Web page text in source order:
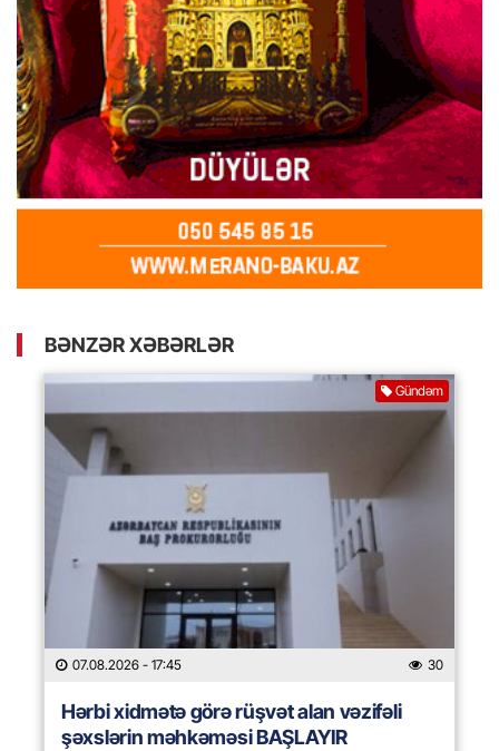
BƏNZƏR XƏBƏRLƏR
Gündəm
07.08.2026 - 17:45 30
Hərbi xidmətə görə rüşvət alan vəzifəli
şəxslərin məhkəməsi BAŞLAYIR